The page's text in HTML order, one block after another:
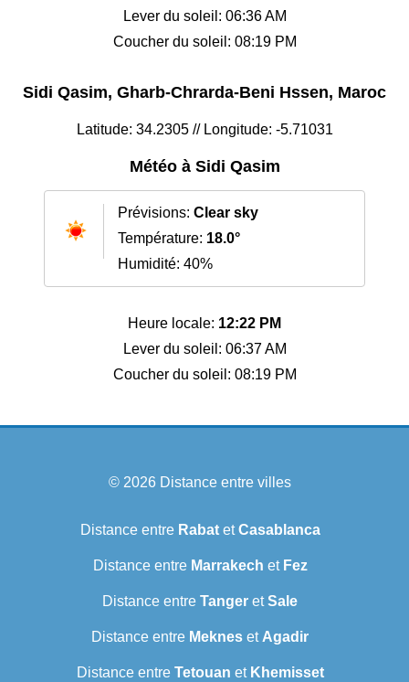
Lever du soleil: 06:36 AM
Coucher du soleil: 08:19 PM
Sidi Qasim, Gharb-Chrarda-Beni Hssen, Maroc
Latitude: 34.2305 // Longitude: -5.71031
Météo à Sidi Qasim
Prévisions: Clear sky
Température: 18.0°
Humidité: 40%
Heure locale: 12:22 PM
Lever du soleil: 06:37 AM
Coucher du soleil: 08:19 PM
© 2026 Distance entre villes
Distance entre RabatetCasablanca
Distance entre Marrakech et Fez
Distance entre Tanger etSale
Distance entre Meknes et Agadir
Distance entre Tetouan et Khemisset